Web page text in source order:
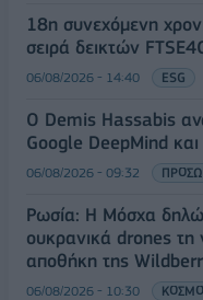
18η συνεχόμενη
σειρά δεικτών
06/08/2026 - 14:40 ESG
Ο Demis Hassabis
Google DeepMind
06/08/2026 - 09:32
Ρωσία: Η Μόσχα
ουκρανικά drones τη
αποθήκη της
06/08/2026 - 10:30